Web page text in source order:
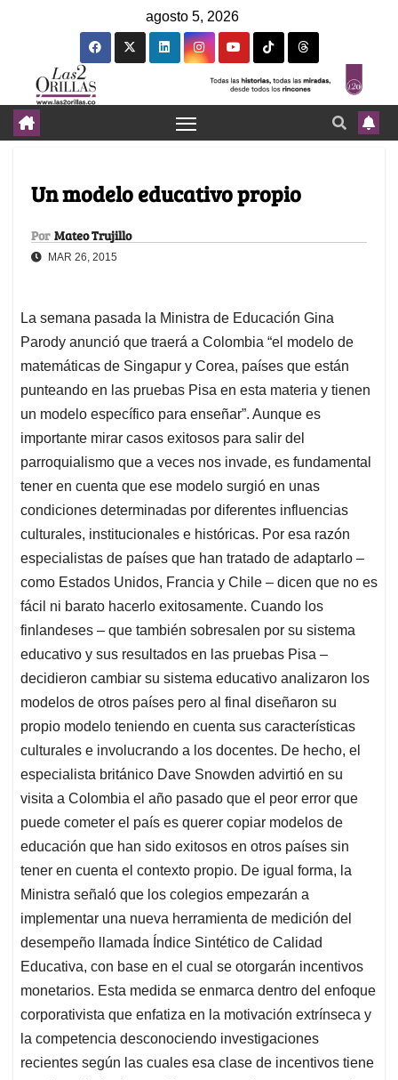
agosto 5, 2026
Un modelo educativo propio
Por Mateo Trujillo
MAR 26, 2015
La semana pasada la Ministra de Educación Gina
Parody anunció que traerá a Colombia “el modelo de
matemáticas de Singapur y Corea, países que están
punteando en las pruebas Pisa en esta materia y tienen
un modelo específico para enseñar”. Aunque es
importante mirar casos exitosos para salir del
parroquialismo que a veces nos invade, es fundamental
tener en cuenta que ese modelo surgió en unas
condiciones determinadas por diferentes influencias
culturales, institucionales e históricas. Por esa razón
especialistas de países que han tratado de adaptarlo –
como Estados Unidos, Francia y Chile – dicen que no es
fácil ni barato hacerlo exitosamente. Cuando los
finlandeses – que también sobresalen por su sistema
educativo y sus resultados en las pruebas Pisa –
decidieron cambiar su sistema educativo analizaron los
modelos de otros países pero al final diseñaron su
propio modelo teniendo en cuenta sus características
culturales e involucrando a los docentes. De hecho, el
especialista británico Dave Snowden advirtió en su
visita a Colombia el año pasado que el peor error que
puede cometer el país es querer copiar modelos de
educación que han sido exitosos en otros países sin
tener en cuenta el contexto propio. De igual forma, la
Ministra señaló que los colegios empezarán a
implementar una nueva herramienta de medición del
desempeño llamada Índice Sintético de Calidad
Educativa, con base en el cual se otorgarán incentivos
monetarios. Esta medida se enmarca dentro del enfoque
corporativista que enfatiza en la motivación extrínseca y
la competencia desconociendo investigaciones
recientes según las cuales esa clase de incentivos tiene